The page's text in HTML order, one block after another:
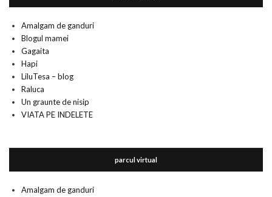
Amalgam de ganduri
Blogul mamei
Gagaita
Hapi
LiluTesa – blog
Raluca
Un graunte de nisip
VIATA PE INDELETE
parcul virtual
Amalgam de ganduri